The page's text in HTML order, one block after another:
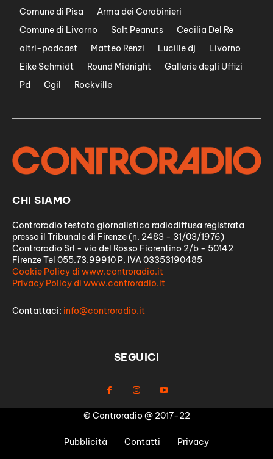
Comune di Pisa
Arma dei Carabinieri
Comune di Livorno
Salt Peanuts
Cecilia Del Re
altri-podcast
Matteo Renzi Lucille dj
Livorno
Eike Schmidt
Round Midnight
Gallerie degli Uffizi
Pd
Cgil Rockville
CHI SIAMO
Controradio testata giornalistica radiodiffusa registrata
presso il Tribunale di Firenze (n. 2483 - 31/03/1976)
Controradio Srl - via del Rosso Fiorentino 2/b - 50142
Firenze Tel 055.73.99910 P. IVA 03353190485
Cookie Policy di www.controradio.it
Privacy Policy di www.controradio.it
Contattaci: info@controradio.it
SEGUICI
© Controradio @ 2017-22
Pubblicità Contatti Privacy